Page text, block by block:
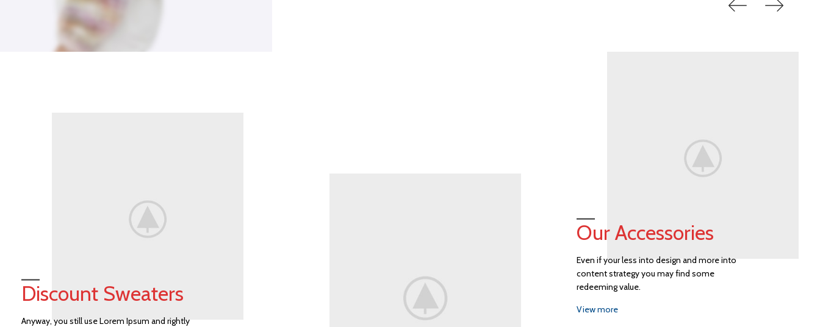
Discount Sweaters
Anyway, you still use Lorem Ipsum and rightly
Our Accessories
Even if your less into design and more into
content strategy you may find some
redeeming value.
View more